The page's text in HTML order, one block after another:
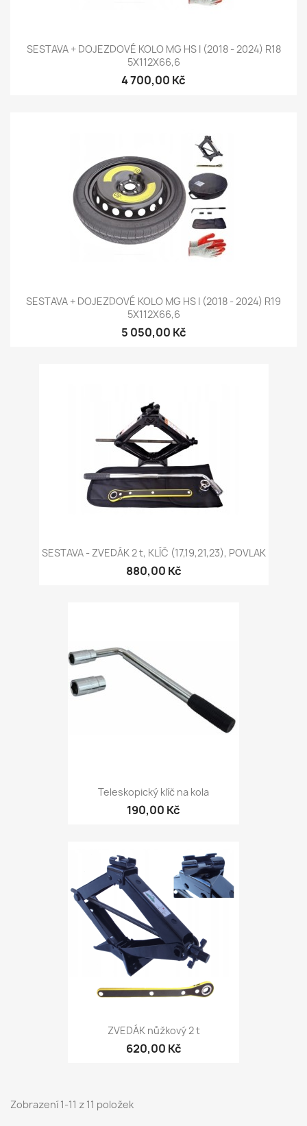
SESTAVA + DOJEZDOVÉ KOLO MG HS I (2018 - 2024) R18
5X112X66,6
4 700,00 Kč
SESTAVA + DOJEZDOVÉ KOLO MG HS I (2018 - 2024) R19
5X112X66,6
5 050,00 Kč
SESTAVA - ZVEDÁK 2 t, KLÍČ (17,19,21,23), POVLAK
880,00 Kč
Teleskopický klíč na kola
190,00 Kč
ZVEDÁK nůžkový 2 t
620,00 Kč
Zobrazení 1-11 z 11 položek